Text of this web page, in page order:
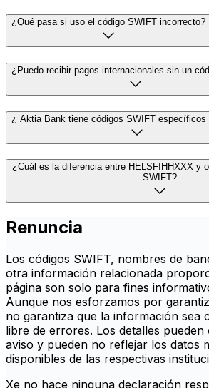
¿Qué pasa si uso el código SWIFT incorrecto?
¿Puedo recibir pagos internacionales sin un
¿ Aktia Bank tiene códigos SWIFT específicos
¿Cuál es la diferencia entre HELSFIHHXXX y
SWIFT?
Renuncia
Los códigos SWIFT, nombres de
otra información relacionada
página son solo para fines
Aunque nos esforzamos por
no garantiza que la información sea
libre de errores. Los detalles
aviso y pueden no reflejar los datos
disponibles de las respectivas
Xe no hace ninguna declaración